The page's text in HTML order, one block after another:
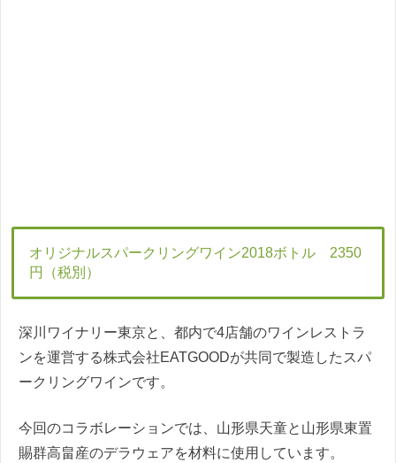
オリジナルスパークリングワイン2018ボトル 2350
円（税別）
深川ワイナリー東京と、都内で4店舗のワインレストラ
ンを運営する株式会社EATGOODが共同で製造したスパ
ークリングワインです。
今回のコラボレーションでは、山形県天童と山形県東置
賜群高畠産のデラウェアを材料に使用しています。